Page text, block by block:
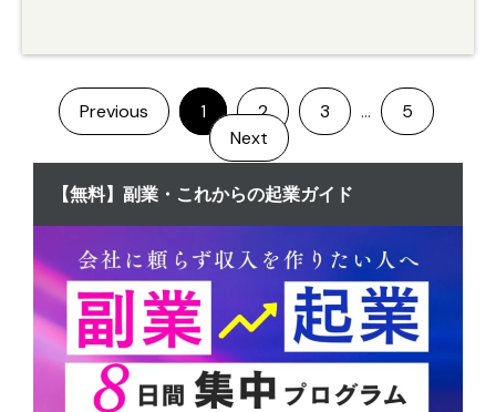
Previous 1 2 3 …
5
Next
【無料】副業・これからの起業ガイド